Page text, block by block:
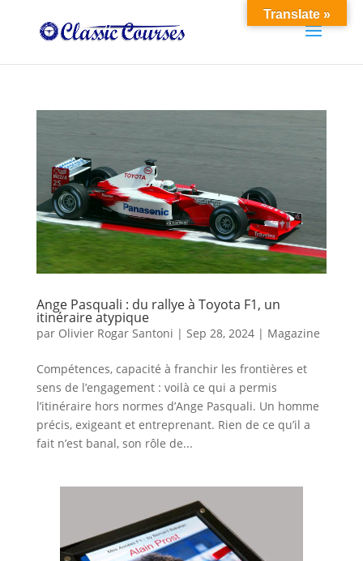
Ange Pasquali : du rallye à Toyota F1, un
itinéraire atypique
par Olivier Rogar Santoni | Sep 28, 2024| Magazine
Compétences, capacité à franchir les frontières et
sens de l’engagement : voilà ce qui a permis
l’itinéraire hors normes d’Ange Pasquali. Un homme
précis, exigeant et entreprenant. Rien de ce qu’il a
fait n’est banal, son rôle de...
Translate »